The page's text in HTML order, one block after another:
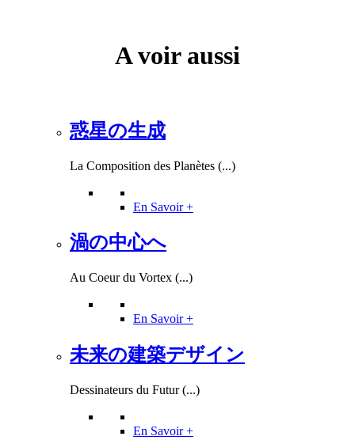
A voir aussi
惑星の生成
La Composition des Planètes (...)
En Savoir +
渦の中心へ
Au Coeur du Vortex (...)
En Savoir +
未来の建築デザイン
Dessinateurs du Futur (...)
En Savoir +